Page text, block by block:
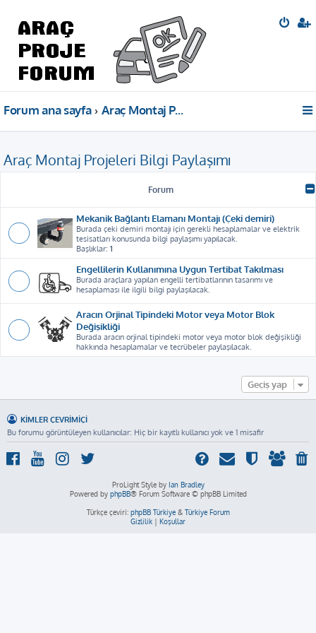
Forum ana sayfa Araç Montaj Projeleri Bilgi Paylaşımı
Araç Montaj Projeleri Bilgi Paylaşımı
Forum
Mekanik Bağlantı Elamanı Montajı (Çeki demiri)
Burada çeki demiri montajı için gerekli hesaplamalar ve elektrik
tesisatları konusunda bilgi paylaşımı yapılacak.
Başlıklar: 1
Engellilerin Kullanımına Uygun Tertibat Takılması
Burada araçlara yapılan engelli tertibatlarının tasarımı ve
hesaplaması ile ilgili bilgi paylaşılacak.
Aracın Orjinal Tipindeki Motor veya Motor Blok
Değişikliği
Burada aracın orjinal tipindeki motor veya motor blok değişikliği
hakkında hesaplamalar ve tecrübeler paylaşılacak.
Geçiş yap
KIMLER ÇEVRIMIÇI
Bu forumu görüntüleyen kullanıcılar: Hiç bir kayıtlı kullanıcı yok ve 1 misafir
ProLight Style by Ian Bradley
Powered by phpBB® Forum Software © phpBB Limited
Türkçe çeviri: phpBB Türkiye& Türkiye Forum
Gizlilik | Koşullar